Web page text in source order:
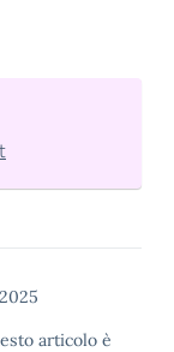
articolo è